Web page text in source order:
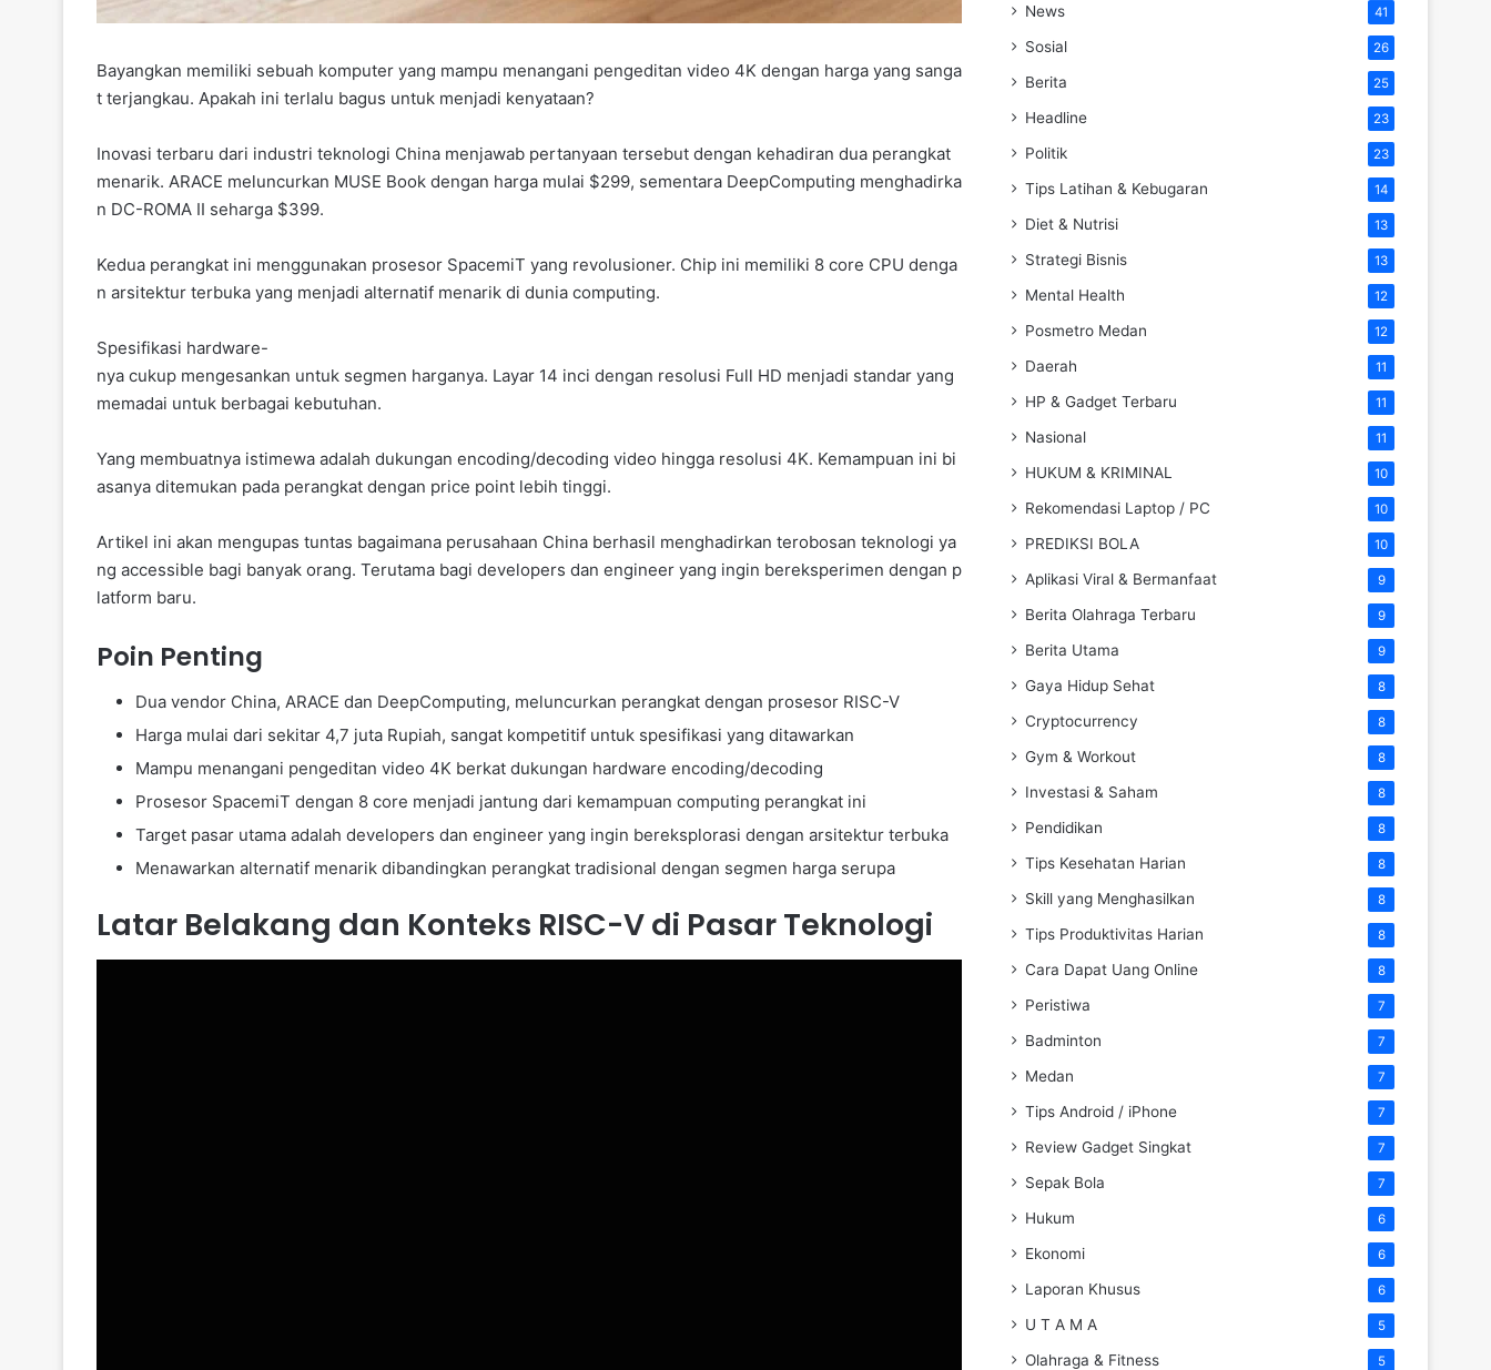
Bayangkan memiliki sebuah komputer yang mampu menangani pengeditan video 4K dengan harga yang sanga
t terjangkau. Apakah ini terlalu bagus untuk menjadi kenyataan?
Inovasi terbaru dari industri teknologi China menjawab pertanyaan tersebut dengan kehadiran dua perangkat
menarik. ARACE meluncurkan MUSE Book dengan harga mulai $299, sementara DeepComputing menghadirka
n DC-ROMA II seharga $399.
Kedua perangkat ini menggunakan prosesor SpacemiT yang revolusioner. Chip ini memiliki 8 core CPU denga
n arsitektur terbuka yang menjadi alternatif menarik di dunia computing.
Spesifikasi hardware-
nya cukup mengesankan untuk segmen harganya. Layar 14 inci dengan resolusi Full HD menjadi standar yang
memadai untuk berbagai kebutuhan.
Yang membuatnya istimewa adalah dukungan encoding/decoding video hingga resolusi 4K. Kemampuan ini bi
asanya ditemukan pada perangkat dengan price point lebih tinggi.
Artikel ini akan mengupas tuntas bagaimana perusahaan China berhasil menghadirkan terobosan teknologi ya
ng accessible bagi banyak orang. Terutama bagi developers dan engineer yang ingin bereksperimen dengan p
latform baru.
Poin Penting
Dua vendor China, ARACE dan DeepComputing, meluncurkan perangkat dengan prosesor RISC-V
Harga mulai dari sekitar 4,7 juta Rupiah, sangat kompetitif untuk spesifikasi yang ditawarkan
Mampu menangani pengeditan video 4K berkat dukungan hardware encoding/decoding
Prosesor SpacemiT dengan 8 core menjadi jantung dari kemampuan computing perangkat ini
Target pasar utama adalah developers dan engineer yang ingin bereksplorasi dengan arsitektur terbuka
Menawarkan alternatif menarik dibandingkan perangkat tradisional dengan segmen harga serupa
Latar Belakang dan Konteks RISC-V di Pasar Teknologi
News 41
Sosial 26
Berita 25
Headline 23
Politik 23
Tips Latihan & Kebugaran 14
Diet & Nutrisi 13
Strategi Bisnis 13
Mental Health 12
Posmetro Medan 12
Daerah 11
HP & Gadget Terbaru 11
Nasional 11
HUKUM & KRIMINAL 10
Rekomendasi Laptop / PC 10
PREDIKSI BOLA 10
Aplikasi Viral & Bermanfaat 9
Berita Olahraga Terbaru 9
Berita Utama 9
Gaya Hidup Sehat 8
Cryptocurrency 8
Gym & Workout 8
Investasi & Saham 8
Pendidikan 8
Tips Kesehatan Harian 8
Skill yang Menghasilkan 8
Tips Produktivitas Harian 8
Cara Dapat Uang Online 8
Peristiwa 7
Badminton 7
Medan 7
Tips Android / iPhone 7
Review Gadget Singkat 7
Sepak Bola 7
Hukum 6
Ekonomi 6
Laporan Khusus 6
U T A M A 5
Olahraga & Fitness 5